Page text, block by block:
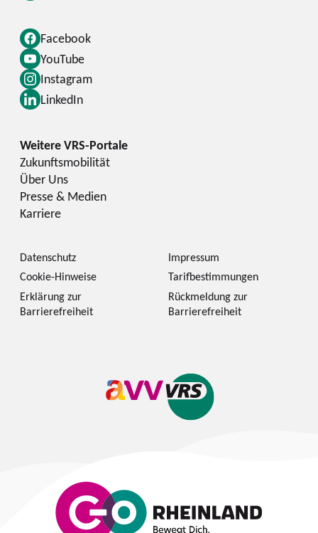
Facebook
YouTube
Instagram
LinkedIn
Zukunftsmobilität
Über Uns
Presse & Medien
Karriere
Datenschutz
Impressum
Cookie-Hinweise
Tarifbestimmungen
Erklärung zur
Barrierefreiheit
Rückmeldung zur
Barrierefreiheit